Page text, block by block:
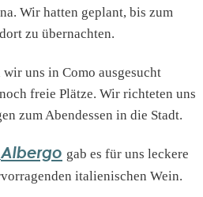
Wir hatten geplant, bis zum
zu übernachten.
wir uns in Como ausgesucht
freie Plätze. Wir richteten uns
zum Abendessen in die Stadt.
Albergo gab es für uns leckere
italienischen Wein.